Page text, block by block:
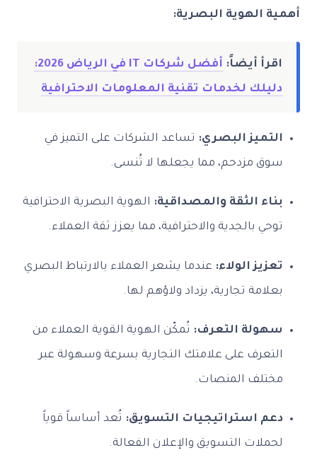
أهمية الهوية البصرية:
اقرأ أيضاً: أفضل شركات IT في الرياض 2026:
دليلك لخدمات تقنية المعلومات الاحترافية
التميز البصري: تساعد الشركات على التميز في
سوق مزدحم، مما يجعلها لا تُنسى.
بناء الثقة والمصداقية: الهوية البصرية الاحترافية
توحي بالجدية والاحترافية، مما يعزز ثقة العملاء.
تعزيز الولاء: عندما يشعر العملاء بالارتباط البصري
بعلامة تجارية، يزداد ولاؤهم لها.
سهولة التعرف: تُمكّن الهوية القوية العملاء من
التعرف على علامتك التجارية بسرعة وسهولة عبر
مختلف المنصات.
دعم استراتيجيات التسويق: تُعد أساساً قوياً
لحملات التسويق والإعلان الفعالة.